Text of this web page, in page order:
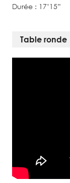
Durée : 17’15”
Table ronde